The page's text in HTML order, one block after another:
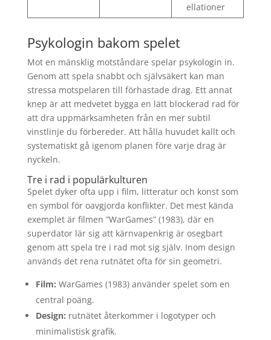
ellationer
Psykologin bakom spelet
Mot en mänsklig motståndare spelar psykologin in.
Genom att spela snabbt och självsäkert kan man
stressa motspelaren till förhastade drag. Ett annat
knep är att medvetet bygga en lätt blockerad rad för
att dra uppmärksamheten från en mer subtil
vinstlinje du förbereder. Att hålla huvudet kallt och
systematiskt gå igenom planen före varje drag är
nyckeln.
Tre i rad i populärkulturen
Spelet dyker ofta upp i film, litteratur och konst som
en symbol för oavgjorda konflikter. Det mest kända
exemplet är filmen ”WarGames” (1983), där en
superdator lär sig att kärnvapenkrig är osegbart
genom att spela tre i rad mot sig själv. Inom design
används det rena rutnätet ofta för sin geometri.
Film: WarGames (1983) använder spelet som en
central poäng.
Design: rutnätet återkommer i logotyper och
minimalistisk grafik.